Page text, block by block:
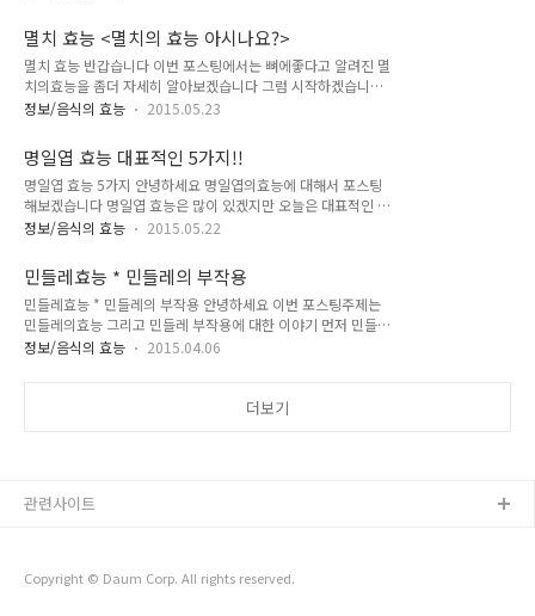
에 좋아요스피루리나는 알콜을 분해시키는 작용이 탁월해 숙취
해소에 좋다고 합니다 변비에 좋아요스피루리나는 각종 미네랄
과 식이섬유가 풍부해서..
는데이는 혈액속 오염을 깨끗하게 개선시켜주고 세균이 침입하
더라도자연적으로 치유할수있도록 면역력을 높혀주는데 아주
좋다고 합니다 갱년기에 좋습니다석류는 여성에게 좋은 호르몬
에스트로겐이 풍부하게 함유되어 있어서갱년기 극복에 아주 좋
습니다 피부미용에 좋습니다석류는 비타민C가 풍부해서 피부미
고콜라겐 합성을 촉진시켜서 탱탱한 피부를 유지하도록 도움을
줍니다 전립선암 예방에 좋습니다석류는 안토시아닌 항산화성
분이 함유되..
멸치 효능 <멸치의 효능 아시나요?>
멸치 효능 반갑습니다 이번 포스팅에서는 뼈에좋다고 알려진 멸
치의효능을 좀더 자세히 알아보겠습니다 그럼 시작하겠습니다
멸치 효능 뼈건강에 좋습니다멸치하면 빼놓을수 없는 대표효능
니다 혈액순환에 좋습니다멸치에 함유되어 있는 타우린이 콜레
스테롤 수치를 낮춰주고혈압을 정상적으로 지켜줘서 혈액순환
에 아주 좋습니다 두뇌발달에 좋습니다멸치에 함유된 오메가
3,DHA가 두뇌발달에 좋습니다또한 뇌세포의 활성화를 도와줘
서 기억력 향상에도 좋습니다 신경안정에 좋습니다우리몸속에
니다이는 혈액이 잘흐르지 않으면서 혈액이 산성화 되기 때문인
데 칼슘이 풍부한 멸치를 드시면 나아질수있습니다 뼈에 좋다는
거 이외에도 멸치의 ..
정보/음식의 효능 2015.05.23
명일엽 효능 대표적인 5가지!!
명일엽 효능 5가지 안녕하세요 명일엽의효능에 대해서 포스팅
해보겠습니다 명일엽 효능은 많이 있겠지만 오늘은 대표적인 5
가지로 요약해 볼게요 명일엽의효능 당뇨에 좋아요명일엽은 인
니다또한 명일엽에 함유되어 있는 프소탈렌이 혈당을 낮춰주는
작용을 한다고 합니다 항암작용 효과명일엽에 함유된 쿠마린,칼
콘 성분이 암을 치료 및 예방하는데 도움을 준다고 합니다쿠마린
은 암세포가 혈관벽에 증식되는걸 막아주고칼콘은 암세포가 체
내에서 성장하는걸 막아준다고 합니다 피로회복에 좋아요명일
요명일엽에 함유되어 있는 엽록소와 유기게르마늄이 체내의 혈
정보/음식의 효능 2015.05.22
민들레효능 * 민들레의 부작용
민들레효능 * 민들레의 부작용 안녕하세요 이번 포스팅주제는
민들레의효능 그리고 민들레 부작용에 대한 이야기 먼저 민들레
효능에 대해서 알아볼께요~ 민들레효능 간건강에 좋아요 민들
시켜 간건강에 좋다고 합니다. 민들레의효능 - 혈액순환에 좋아
레는 소화를 촉진시키고 소화불량에도 좋다고 합니다. 모유촉진
정보/음식의 효능 2015.04.06
더보기
Copyright © Daum Corp. All rights reserved.
관련사이트